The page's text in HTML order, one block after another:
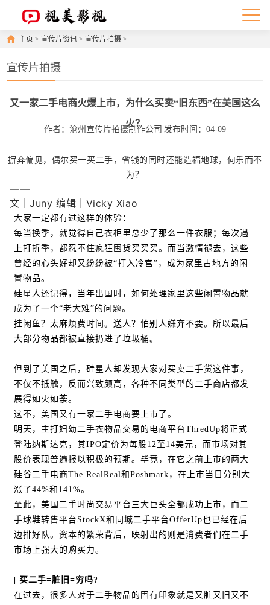
主页 > 宣传片资讯 > 宣传片拍摄 >
宣传片拍摄
又一家二手电商火爆上市，为什么买卖“旧东西”在美国这么
火？
作者：沧州宣传片拍摄制作公司 发布时间：04-09
摒弃偏见，偶尔买一买二手，省钱的同时还能造福地球，何乐而不
为？
——
文｜Juny 编辑｜Vicky Xiao
大家一定都有过这样的体验：
每当换季，就觉得自己衣柜里总少了那么一件衣服；每次遇
上打折季，都忍不住疯狂囤货买买买。而当激情褪去，这些
曾经的心头好却又纷纷被“打入冷宫”，成为家里占地方的闲
置物品。
硅星人还记得，当年出国时，如何处理家里这些闲置物品就
成为了一个“老大难”的问题。
挂闲鱼？太麻烦费时间。送人？怕别人嫌弃不要。所以最后
大部分物品都被直接扔进了垃圾桶。
但到了美国之后，硅星人却发现大家对买卖二手货这件事，
不仅不抵触，反而兴致颇高，各种不同类型的二手商店都发
展得如火如荼。
这不，美国又有一家二手电商要上市了。
明天，主打妇幼二手衣物品交易的电商平台ThredUp将正式
登陆纳斯达克，其IPO定价为每股12至14美元，而市场对其
股价表现普遍报以积极的预期。毕竟，在它之前上市的两大
硅谷二手电商The RealReal和Poshmark，在上市当日分别大
涨了44%和141%。
至此，美国二手时尚交易平台三大巨头全都成功上市，而二
手球鞋转售平台StockX和同城二手平台OfferUp也已经在后
边排好队。资本的繁荣背后，映射出的则是消费者们在二手
市场上强大的购买力。
| 买二手=脏旧=穷吗?
在过去，很多人对于二手物品的固有印象就是又脏又旧又不